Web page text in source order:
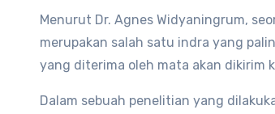
Menurut Dr. Agnes Widyaningrum,
merupakan salah satu indra yang
yang diterima oleh mata akan dikirim
Dalam sebuah penelitian yang